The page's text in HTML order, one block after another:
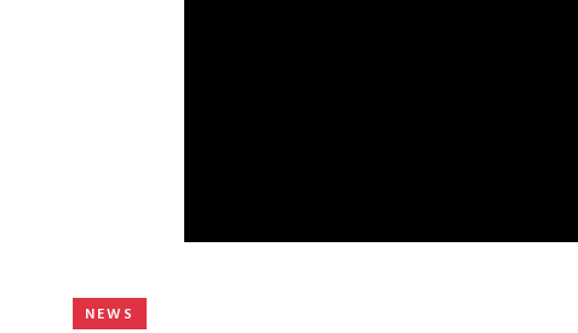
NEWS